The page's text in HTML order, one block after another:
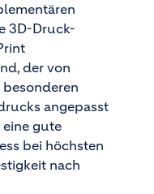
3D-Druck-
der von
angepasst
gute
bei höchsten
nach